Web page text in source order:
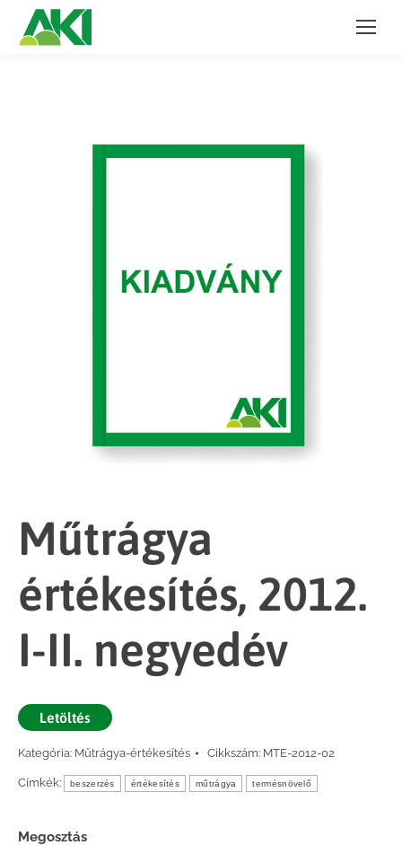
Műtrágya
értékesítés, 2012.
I-II. negyedév
Letöltés
Kategória: Műtrágya-értékesítés Cikkszám: MTE-2012-02
Címkék: beszerzés értékesítés műtrágya termésnövelő
Megosztás